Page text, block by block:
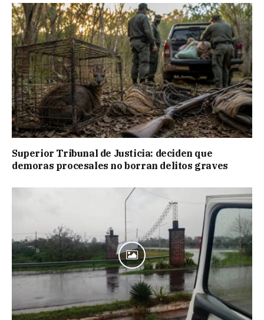
Superior Tribunal de Justicia: deciden que
demoras procesales no borran delitos graves